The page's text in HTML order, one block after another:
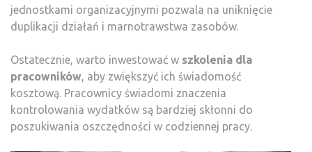
jednostkami organizacyjnymi pozwala na uniknięcie
duplikacji działań i marnotrawstwa zasobów.
Ostatecznie, warto inwestować w szkolenia dla
pracowników, aby zwiększyć ich świadomość
kosztową. Pracownicy świadomi znaczenia
kontrolowania wydatków są bardziej skłonni do
poszukiwania oszczędności w codziennej pracy.